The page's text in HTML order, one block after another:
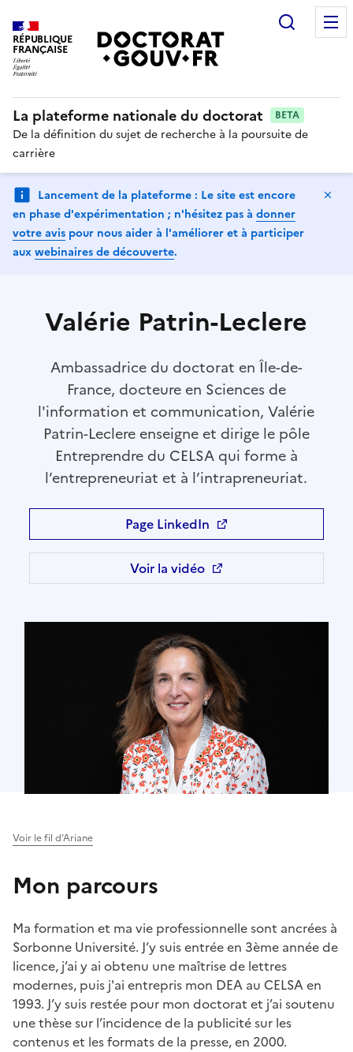
RÉPUBLIQUE
FRANÇAISE
La plateforme nationale du doctorat BETA
De la définition du sujet de recherche à la poursuite de
carrière
Lancement de la plateforme : Le site est encore
en phase d'expérimentation ; n'hésitez pas à donner
votre avis pour nous aider à l'améliorer et à participer
auxwebinaires de découverte.
Valérie Patrin-Leclere
Ambassadrice du doctorat en Île-de-
France, docteure en Sciences de
l'information et communication, Valérie
Patrin-Leclere enseigne et dirige le pôle
Entreprendre du CELSA qui forme à
l’entrepreneuriat et à l’intrapreneuriat.
Page LinkedInOuvre une nouvelle fenêtre
Voir la vidéoOuvre une nouvelle fenêtre
Voir le fil d’Ariane
Mon parcours
Ma formation et ma vie professionnelle sont ancrées à
Sorbonne Université. J’y suis entrée en 3ème année de
licence, j’ai y ai obtenu une maîtrise de lettres
modernes, puis j'ai entrepris mon DEA au CELSA en
1993. J’y suis restée pour mon doctorat et j’ai soutenu
une thèse sur l’incidence de la publicité sur les
contenus et les formats de la presse, en 2000.